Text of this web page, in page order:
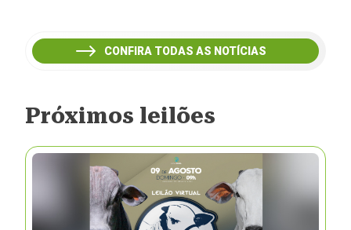
CONFIRA TODAS AS NOTÍCIAS
Próximos leilões